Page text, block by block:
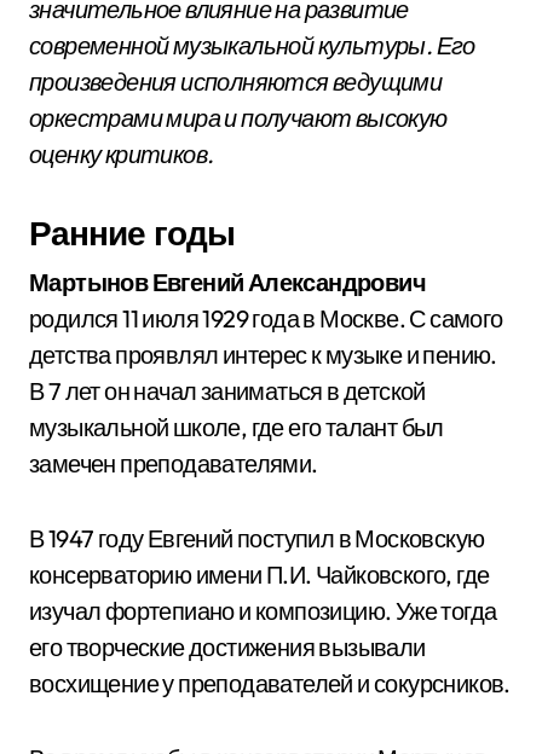
значительное влияние на развитие
современной музыкальной культуры. Его
произведения исполняются ведущими
оркестрами мира и получают высокую
оценку критиков.
Ранние годы
Мартынов Евгений Александрович
родился 11 июля 1929 года в Москве. С самого
детства проявлял интерес к музыке и пению.
В 7 лет он начал заниматься в детской
музыкальной школе, где его талант был
замечен преподавателями.
В 1947 году Евгений поступил в Московскую
консерваторию имени П.И. Чайковского, где
изучал фортепиано и композицию. Уже тогда
его творческие достижения вызывали
восхищение у преподавателей и сокурсников.